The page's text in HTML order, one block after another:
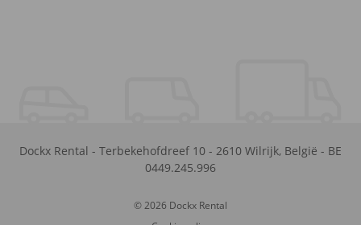
Dockx Rental - Terbekehofdreef 10 - 2610 Wilrijk, België - BE
0449.245.996
© 2026 Dockx Rental